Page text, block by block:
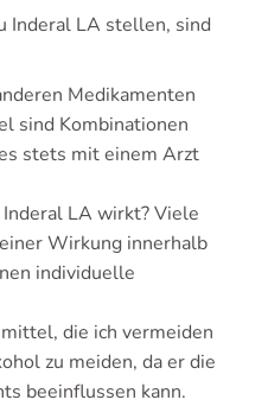
Inderal LA stellen, sind
Medikamenten
sind Kombinationen
stets mit einem Arzt
LA wirkt? Viele
Wirkung innerhalb
individuelle
die ich vermeiden
zu meiden, da er die
beeinflussen kann.